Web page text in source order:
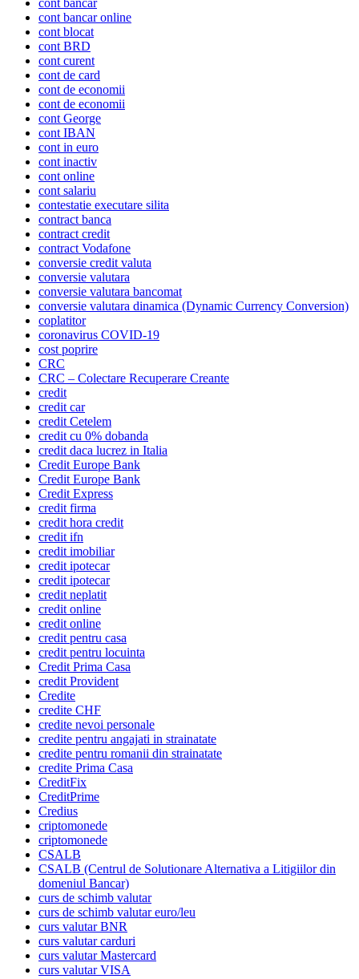
cont bancar
cont bancar online
cont blocat
cont BRD
cont curent
cont de card
cont de economii
cont de economii
cont George
cont IBAN
cont in euro
cont inactiv
cont online
cont salariu
contestatie executare silita
contract banca
contract credit
contract Vodafone
conversie credit valuta
conversie valutara
conversie valutara bancomat
conversie valutara dinamica (Dynamic Currency Conversion)
coplatitor
coronavirus COVID-19
cost poprire
CRC
CRC – Colectare Recuperare Creante
credit
credit car
credit Cetelem
credit cu 0% dobanda
credit daca lucrez in Italia
Credit Europe Bank
Credit Europe Bank
Credit Express
credit firma
credit hora credit
credit ifn
credit imobiliar
credit ipotecar
credit ipotecar
credit neplatit
credit online
credit online
credit pentru casa
credit pentru locuinta
Credit Prima Casa
credit Provident
Credite
credite CHF
credite nevoi personale
credite pentru angajati in strainatate
credite pentru romanii din strainatate
credite Prima Casa
CreditFix
CreditPrime
Credius
criptomonede
criptomonede
CSALB
CSALB (Centrul de Solutionare Alternativa a Litigiilor din
domeniul Bancar)
curs de schimb valutar
curs de schimb valutar euro/leu
curs valutar BNR
curs valutar carduri
curs valutar Mastercard
curs valutar VISA